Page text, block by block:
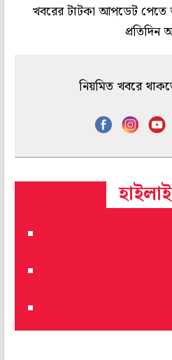
খবরের টাটকা আপডেট
প্রতিদিন
নিয়মিত খবরে